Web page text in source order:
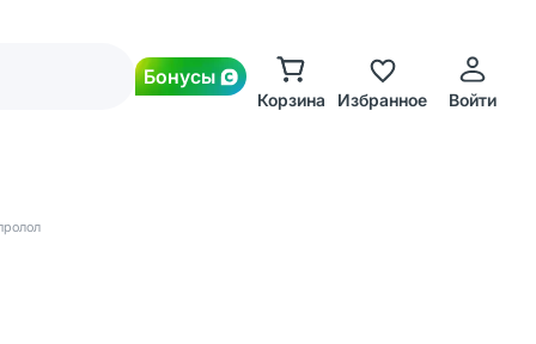
Бонусы
Корзина Избранное Войти